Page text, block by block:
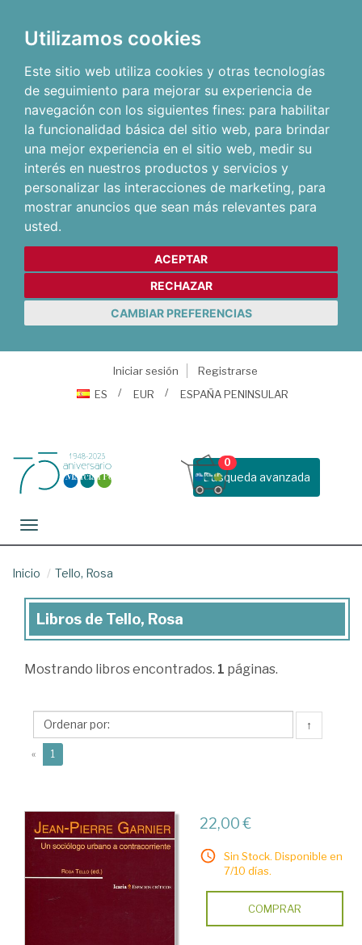
Utilizamos cookies
Este sitio web utiliza cookies y otras tecnologías
de seguimiento para mejorar su experiencia de
navegación con los siguientes fines: para habilitar
la funcionalidad básica del sitio web, para brindar
una mejor experiencia en el sitio web, medir su
interés en nuestros productos y servicios y
personalizar las interacciones de marketing, para
mostrar anuncios que sean más relevantes para
usted.
ACEPTAR
RECHAZAR
CAMBIAR PREFERENCIAS
Iniciar sesión
Registrarse
ES
EUR ESPAÑA PENINSULAR
Busqueda avanzada
0
Toggle navigation
Inicio Tello, Rosa
Libros
Tello,
Libros de Tello, Rosa
Mostrando libros encontrados. 1 páginas.
↑
« 1
22,00 €
Sin Stock. Disponible en
7/10 días.
COMPRAR